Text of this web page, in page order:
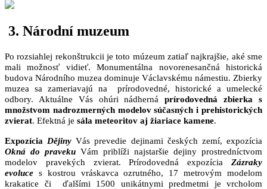
3. Národní muzeum
Po rozsiahlej rekonštrukcii je toto múzeum zatiaľ najkrajšie, aké sme
mali možnosť vidieť. Monumentálna novorenesančná historická
budova Národního muzea dominuje Václavskému námestiu. Zbierky
muzea sa zameriavajú na prírodovedné, historické a umelecké
odbory. Aktuálne Vás ohúri nádhernáprírodovedná zbierka s
množstvom nadrozmerných modelov súčasných i prehistorických
zvierat. Efektná je sála meteoritov aj žiariace kamene.
Expozícia Dějiny Vás prevedie dejinami českých zemí, expozícia
Okná do praveku Vám priblíži najstaršie dejiny prostredníctvom
modelov pravekých zvierat. Prírodovedná expozícia Zázraky
evoluce s kostrou vráskavca ozrutného, 17 metrovým modelom
krakatice či ďalšími 1500 unikátnymi predmetmi je vrcholom